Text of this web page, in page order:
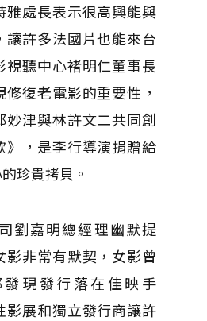
雅處長表示很高興能與
讓許多法國片也能來台
視聽中心褚明仁董事長
復老電影的重要性，
妙津與林許文二共同創
》，是李行導演捐贈給
珍貴拷貝。
劉嘉明總經理幽默提
影非常有默契，女影曾
現發行落在佳映手
影展和獨立發行商讓許